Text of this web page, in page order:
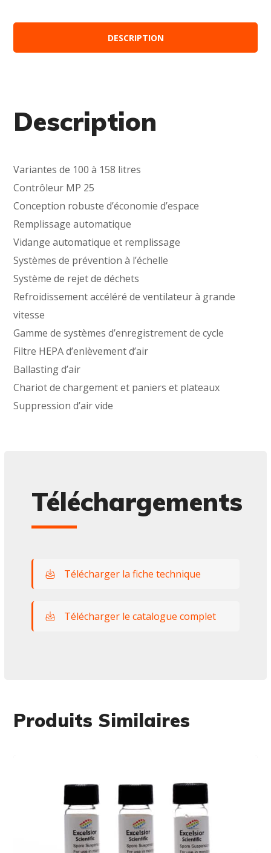
DESCRIPTION
Description
Variantes de 100 à 158 litres
Contrôleur MP 25
Conception robuste d’économie d’espace
Remplissage automatique
Vidange automatique et remplissage
Systèmes de prévention à l’échelle
Système de rejet de déchets
Refroidissement accéléré de ventilateur à grande
vitesse
Gamme de systèmes d’enregistrement de cycle
Filtre HEPA d’enlèvement d’air
Ballasting d’air
Chariot de chargement et paniers et plateaux
Suppression d’air vide
Téléchargements
Télécharger la fiche technique
Télécharger le catalogue complet
Produits Similaires